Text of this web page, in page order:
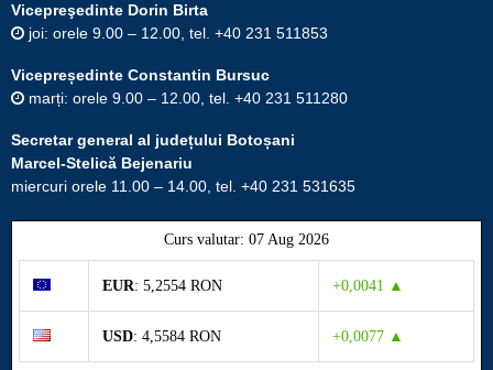
Vicepreşedinte Dorin Birta
joi: orele 9.00 – 12.00, tel. +40 231 511853
Vicepreședinte Constantin Bursuc
marți: orele 9.00 – 12.00, tel. +40 231 511280
Secretar general al județului Botoșani
Marcel-Stelică Bejenariu
miercuri orele 11.00 – 14.00, tel. +40 231 531635
Curs valutar: 07 Aug 2026
EUR: 5,2554 RON +0,0041 ▲
USD: 4,5584 RON +0,0077 ▲